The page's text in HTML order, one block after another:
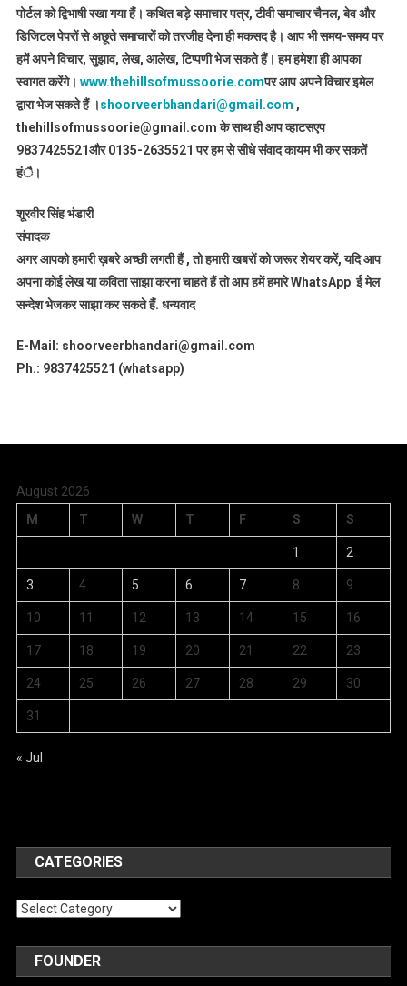
पोर्टल को द्विभाषी रखा गया हैं। कथित बड़े समाचार पत्र, टीवी समाचार चैनल, बेव और
डिजिटल पेपरों से अछूते समाचारों को तरजीह देना ही मकसद है। आप भी समय-समय पर
हमें अपने विचार, सुझाव, लेख, आलेख, टिप्पणी भेज सकते हैं। हम हमेशा ही आपका
स्वागत करेंगे। www.thehillsofmussoorie.comपर आप अपने विचार इमेल
द्वारा भेज सकते हैं ।shoorveerbhandari@gmail.com ,
thehillsofmussoorie@gmail.com के साथ ही आप व्हाटसएप
9837425521और 0135-2635521 पर हम से सीधे संवाद कायम भी कर सकतें
हंै।
शूरवीर सिंह भंडारी
संपादक
अगर आपको हमारी ख़बरे अच्छी लगती हैं , तो हमारी खबरों को जरूर शेयर करें, यदि आप
अपना कोई लेख या कविता साझा करना चाहते हैं तो आप हमें हमारे WhatsApp ई मेल
सन्देश भेजकर साझा कर सकते हैं. धन्यवाद
E-Mail: shoorveerbhandari@gmail.com
Ph.: 9837425521 (whatsapp)
August 2026
M
T W T F S S
1 2
3 4 5 6 7 8 9
10 11 12 13 14 15 16
17 18 19 20 21 22 23
24 25 26 27 28 29 30
31
« Jul
CATEGORIES
Categories
FOUNDER